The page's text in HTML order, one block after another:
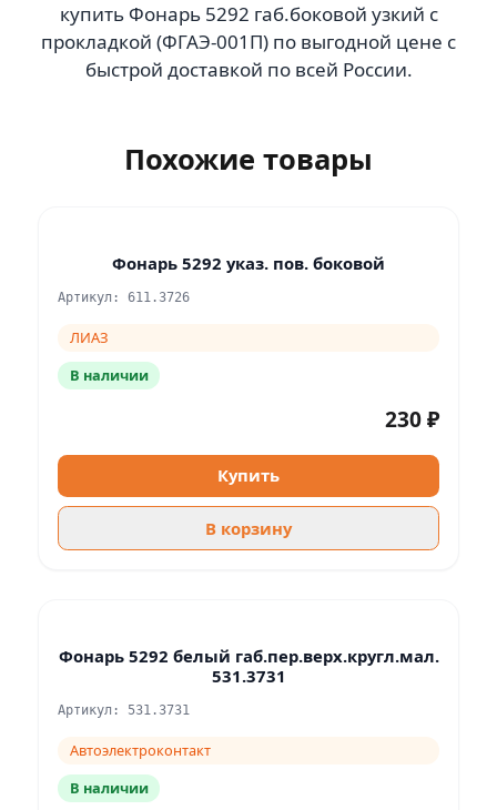
купить Фонарь 5292 габ.боковой узкий с
прокладкой (ФГАЭ-001П) по выгодной цене с
быстрой доставкой по всей России.
Похожие товары
Фонарь 5292 указ. пов. боковой
Артикул: 611.3726
ЛИАЗ
В наличии
230 ₽
Купить
В корзину
Фонарь 5292 белый габ.пер.верх.кругл.мал.
531.3731
Артикул: 531.3731
Автоэлектроконтакт
В наличии